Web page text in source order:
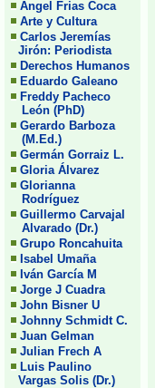
Angel Frias Coca
Arte y Cultura
Carlos Jeremías
Jirón: Periodista
Derechos Humanos
Eduardo Galeano
Freddy Pacheco
León (PhD)
Gerardo Barboza
(M.Ed.)
Germán Gorraiz L.
Gloria Álvarez
Glorianna
Rodríguez
Guillermo Carvajal
Alvarado (Dr.)
Grupo Roncahuita
Isabel Umaña
Iván García M
Jorge J Cuadra
John Bisner U
Johnny Schmidt C.
Juan Gelman
Julian Frech A
Luis Paulino
Vargas Solis (Dr.)